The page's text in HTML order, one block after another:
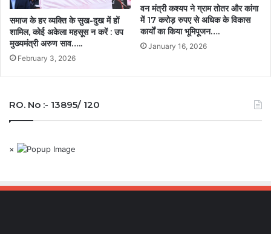
समाज के हर व्यक्ति के सुख-दुख में हों
शामिल, कोई अकेला महसूस न करें : उप
मुख्यमंत्री अरुण साव…..
February 3, 2026
वन मंत्री कश्यप ने ग्राम तोतर और कांगा
में 17 करोड़ रुपए से अधिक के विकास
कार्यों का किया भूमिपूजन….
January 16, 2026
RO. No :- 13895/ 120
×